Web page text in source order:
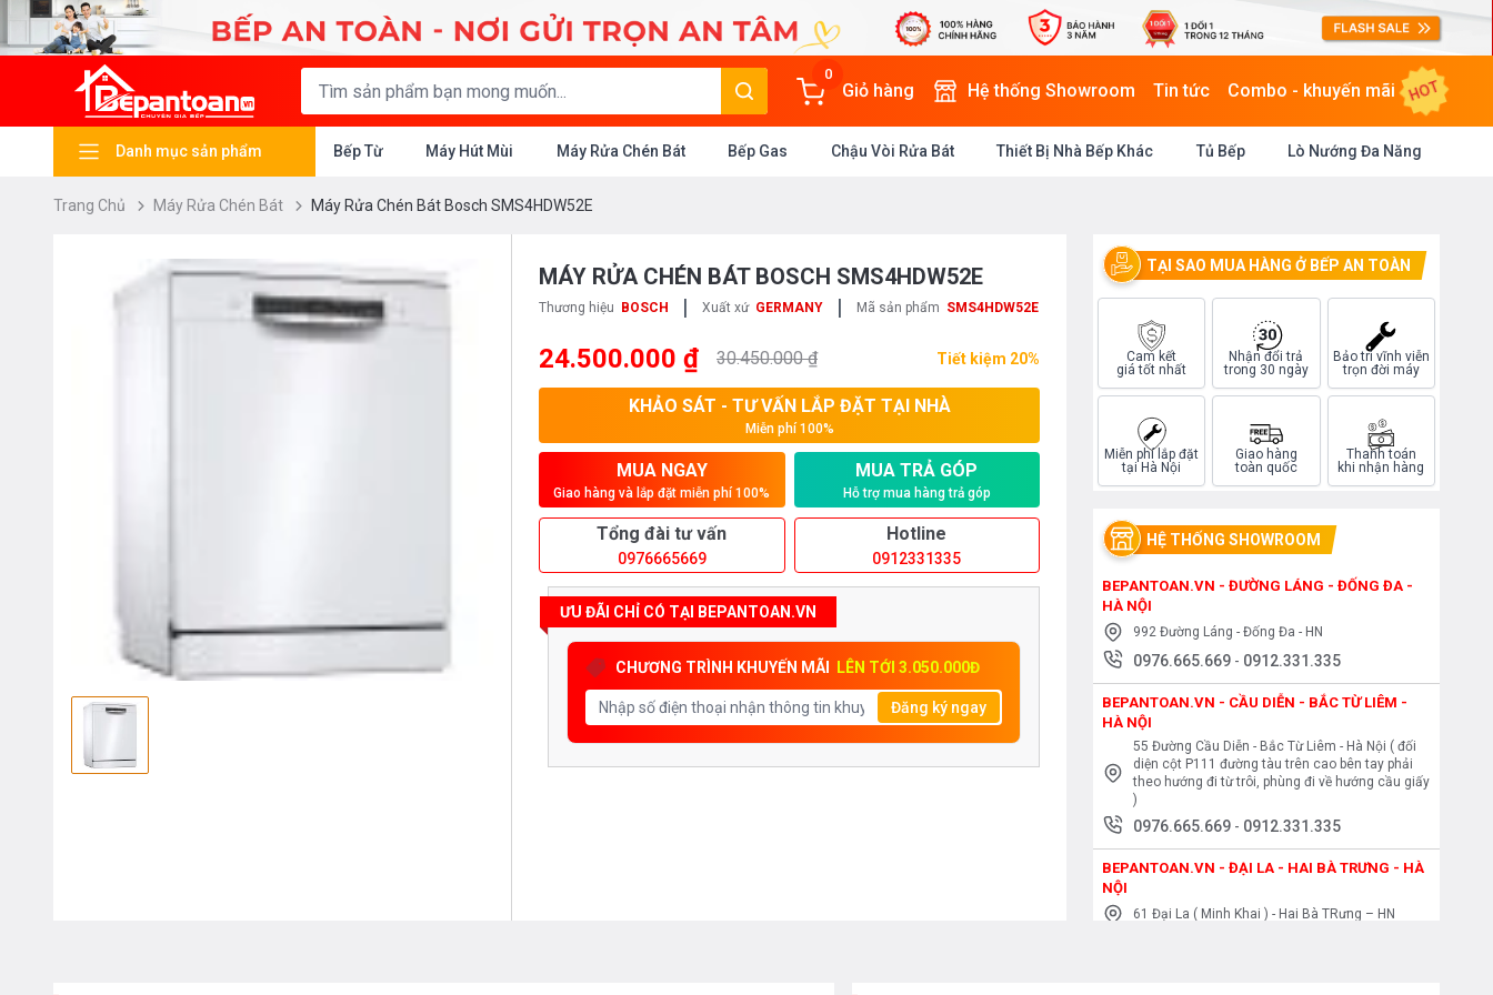
0
Giỏ hàng Hệ thống Showroom Tin tức Combo - khuyến mãi HOT
Danh mục sản phẩm Bếp Từ Máy Hút Mùi Máy Rửa Chén Bát Bếp Gas Chậu Vòi Rửa Bát Thiết Bị Nhà Bếp Khác Tủ Bếp Lò Nướng Đa Năng
Trang Chủ Máy Rửa Chén Bát Máy Rửa Chén Bát Bosch SMS4HDW52E
MÁY RỬA CHÉN BÁT BOSCH SMS4HDW52E
Thương hiệu BOSCH | Xuất xứ GERMANY | Mã sản phẩm SMS4HDW52E
24.500.000 ₫ 30.450.000 ₫ Tiết kiệm 20%
KHẢO SÁT - TƯ VẤN LẮP ĐẶT TẠI NHÀ
Miễn phí 100%
MUA NGAY
Giao hàng và lắp đặt miễn phí 100%
MUA TRẢ GÓP
Hỗ trợ mua hàng trả góp
Tổng đài tư vấn
0976665669
Hotline
0912331335
ƯU ĐÃI CHỈ CÓ TẠI BEPANTOAN.VN
CHƯƠNG TRÌNH KHUYẾN MÃI LÊN TỚI 3.050.000Đ
Đăng ký ngay
TẠI SAO MUA HÀNG Ở BẾP AN TOÀN
Cam kết
giá tốt nhất
Nhận đổi trả
trong 30 ngày
Bảo trì vĩnh viễn
trọn đời máy
Miễn phí lắp đặt
tại Hà Nội
Giao hàng
toàn quốc
Thanh toán
khi nhận hàng
HỆ THỐNG SHOWROOM
BEPANTOAN.VN - ĐƯỜNG LÁNG - ĐỐNG ĐA -
HÀ NỘI
992 Đường Láng - Đống Đa - HN
0976.665.669 - 0912.331.335
BEPANTOAN.VN - CẦU DIỄN - BẮC TỪ LIÊM -
HÀ NỘI
55 Đường Cầu Diễn - Bắc Từ Liêm - Hà Nội ( đối
diện cột P111 đường tàu trên cao bên tay phải
theo hướng đi từ trôi, phùng đi về hướng cầu giấy
)
0976.665.669 - 0912.331.335
BEPANTOAN.VN - ĐẠI LA - HAI BÀ TRƯNG - HÀ
NỘI
61 Đại La ( Minh Khai ) - Hai Bà TRưng – HN